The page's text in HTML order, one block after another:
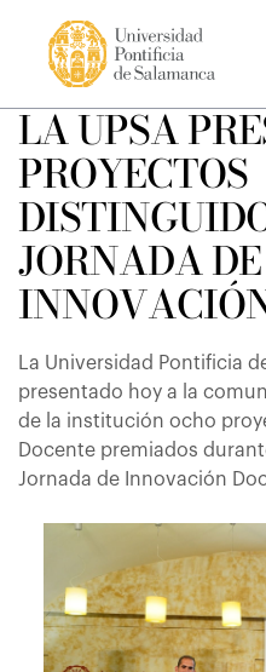
LA UPSA
PROYECTOS
JORNADA DE
La Universidad Pontificia
presentado hoy a la
de la institución ocho
Docente premiados
Jornada de Innovación